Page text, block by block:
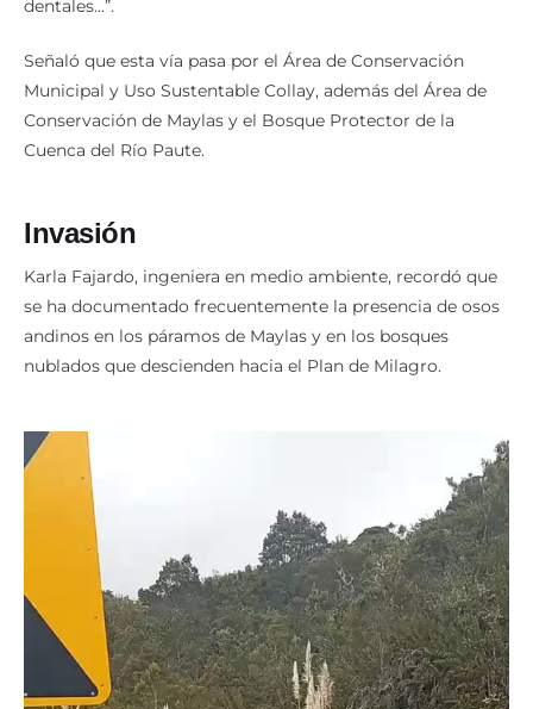
dentales…”.
Señaló que esta vía pasa por el Área de Conservación
Municipal y Uso Sustentable Collay, además del Área de
Conservación de Maylas y el Bosque Protector de la
Cuenca del Río Paute.
Invasión
Karla Fajardo, ingeniera en medio ambiente, recordó que
se ha documentado frecuentemente la presencia de osos
andinos en los páramos de Maylas y en los bosques
nublados que descienden hacia el Plan de Milagro.